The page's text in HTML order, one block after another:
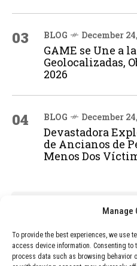
Manage
To provide the best experiences, we use
access device information. Consenting
process data such as browsing behavior
03 BLOG December
GAME se Une a
Geolocalizadas,
2026
04 BLOG December
Devastadora
de Ancianos de
Menos Dos